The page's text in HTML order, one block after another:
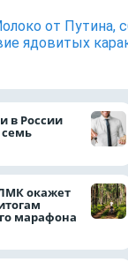
от Путина,
ядовитых
в России
семь
окажет
марафона